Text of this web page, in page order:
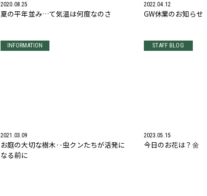
2020.08.25
夏の平年並み…て気温は何度なのさ
2022.04.12
GW休業のお知らせ
INFORMATION
2021.03.09
お庭の大切な樹木‥虫クンたちが活発に
なる前に
STAFF BLOG
2023.05.15
今日のお花は？🌼